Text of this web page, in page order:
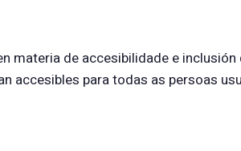
materia de accesibilidade e inclusión
accesibles para todas as persoas